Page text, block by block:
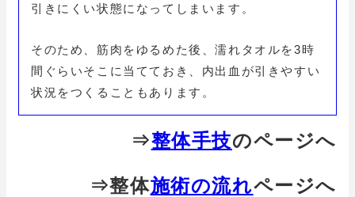
引きにくい状態になってしまいます。
そのため、筋肉をゆるめた後、濡れタオルを3時
間ぐらいそこに当てておき、内出血が引きやすい
状況をつくることもあります。
⇒整体手技のページへ
⇒整体施術の流れページへ